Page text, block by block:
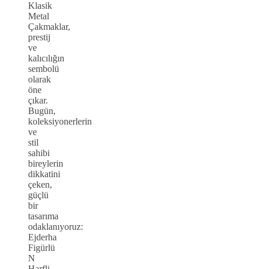
Klasik
Metal
Çakmaklar,
prestij
ve
kalıcılığın
sembolü
olarak
öne
çıkar.
Bugün,
koleksiyonerlerin
ve
stil
sahibi
bireylerin
dikkatini
çeken,
güçlü
bir
tasarıma
odaklanıyoruz:
Ejderha
Figürlü
N